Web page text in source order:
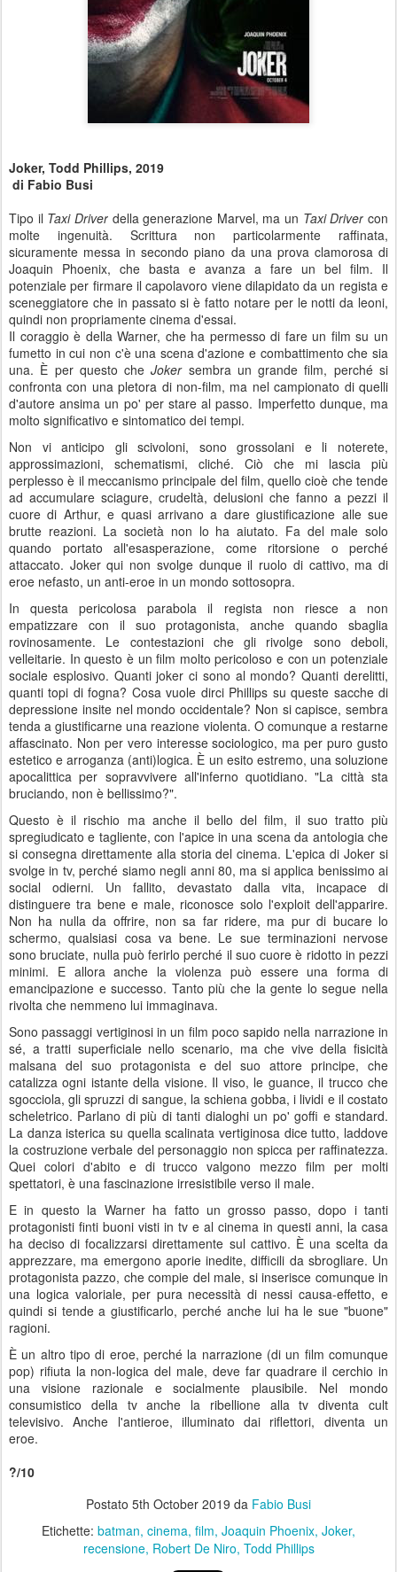
Joker, Todd Phillips, 2019
di Fabio Busi
Tipo il Taxi Driverdella generazione Marvel, ma un Taxi Driver con
molte ingenuità. Scrittura non particolarmente raffinata,
sicuramente messa in secondo piano da una prova clamorosa di
Joaquin Phoenix, che basta e avanza a fare un bel film. Il
potenziale per firmare il capolavoro viene dilapidato da un regista e
sceneggiatore che in passato si è fatto notare per le notti da leoni,
quindi non propriamente cinema d'essai.
Il coraggio è della Warner, che ha permesso di fare un film su un
fumetto in cui non c'è una scena d'azione e combattimento che sia
una. È per questo cheJokersembra un grande film, perché si
confronta con una pletora di non-film, ma nel campionato di quelli
d'autore ansima un po' per stare al passo. Imperfetto dunque, ma
molto significativo e sintomatico dei tempi.
Non vi anticipo gli scivoloni, sono grossolani e li noterete,
approssimazioni, schematismi, cliché. Ciò che mi lascia più
perplesso è il meccanismo principale del film, quello cioè che tende
ad accumulare sciagure, crudeltà, delusioni che fanno a pezzi il
cuore di Arthur, e quasi arrivano a dare giustificazione alle sue
brutte reazioni. La società non lo ha aiutato. Fa del male solo
quando portato all'esasperazione, come ritorsione o perché
attaccato. Joker qui non svolge dunque il ruolo di cattivo, ma di
eroe nefasto, un anti-eroe in un mondo sottosopra.
In questa pericolosa parabola il regista non riesce a non
empatizzare con il suo protagonista, anche quando sbaglia
rovinosamente. Le contestazioni che gli rivolge sono deboli,
velleitarie. In questo è un film molto pericoloso e con un potenziale
sociale esplosivo. Quanti joker ci sono al mondo? Quanti derelitti,
quanti topi di fogna? Cosa vuole dirci Phillips su queste sacche di
depressione insite nel mondo occidentale? Non si capisce, sembra
tenda a giustificarne una reazione violenta. O comunque a restarne
affascinato. Non per vero interesse sociologico, ma per puro gusto
estetico e arroganza (anti)logica. È un esito estremo, una soluzione
apocalittica per sopravvivere all'inferno quotidiano. "La città sta
bruciando, non è bellissimo?".
Questo è il rischio ma anche il bello del film, il suo tratto più
spregiudicato e tagliente, con l'apice in una scena da antologia che
si consegna direttamente alla storia del cinema. L'epica di Joker si
svolge in tv, perché siamo negli anni 80, ma si applica benissimo ai
social odierni. Un fallito, devastato dalla vita, incapace di
distinguere tra bene e male, riconosce solo l'exploit dell'apparire.
Non ha nulla da offrire, non sa far ridere, ma pur di bucare lo
schermo, qualsiasi cosa va bene. Le sue terminazioni nervose
sono bruciate, nulla può ferirlo perché il suo cuore è ridotto in pezzi
minimi. E allora anche la violenza può essere una forma di
emancipazione e successo. Tanto più che la gente lo segue nella
rivolta che nemmeno lui immaginava.
Sono passaggi vertiginosi in un film poco sapido nella narrazione in
sé, a tratti superficiale nello scenario, ma che vive della fisicità
malsana del suo protagonista e del suo attore principe, che
catalizza ogni istante della visione. Il viso, le guance, il trucco che
sgocciola, gli spruzzi di sangue, la schiena gobba, i lividi e il costato
scheletrico. Parlano di più di tanti dialoghi un po' goffi e standard.
La danza isterica su quella scalinata vertiginosa dice tutto, laddove
la costruzione verbale del personaggio non spicca per raffinatezza.
Quei colori d'abito e di trucco valgono mezzo film per molti
spettatori, è una fascinazione irresistibile verso il male.
E in questo la Warner ha fatto un grosso passo, dopo i tanti
protagonisti finti buoni visti in tv e al cinema in questi anni, la casa
ha deciso di focalizzarsi direttamente sul cattivo. È una scelta da
apprezzare, ma emergono aporie inedite, difficili da sbrogliare. Un
protagonista pazzo, che compie del male, si inserisce comunque in
una logica valoriale, per pura necessità di nessi causa-effetto, e
quindi si tende a giustificarlo, perché anche lui ha le sue "buone"
ragioni.
È un altro tipo di eroe, perché la narrazione (di un film comunque
pop) rifiuta la non-logica del male, deve far quadrare il cerchio in
una visione razionale e socialmente plausibile. Nel mondo
consumistico della tv anche la ribellione alla tv diventa cult
televisivo. Anche l'antieroe, illuminato dai riflettori, diventa un
eroe.
?/10
Postato 5th October 2019 da Fabio Busi
Etichette: batman cinema film Joaquin Phoenix Joker
recensione Robert De Niro Todd Phillips